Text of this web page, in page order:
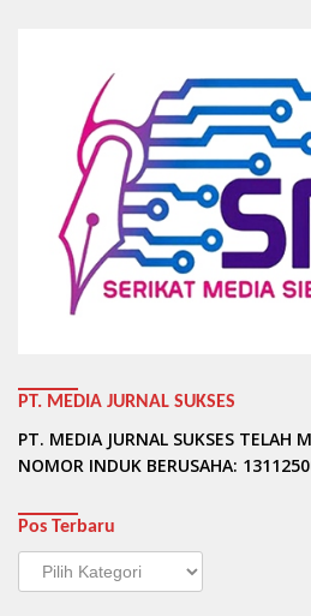
PT. MEDIA JURNAL SUKSES
PT. MEDIA JURNAL SUKSES TELAH
NOMOR INDUK BERUSAHA:
Pos Terbaru
Pos
Terbaru